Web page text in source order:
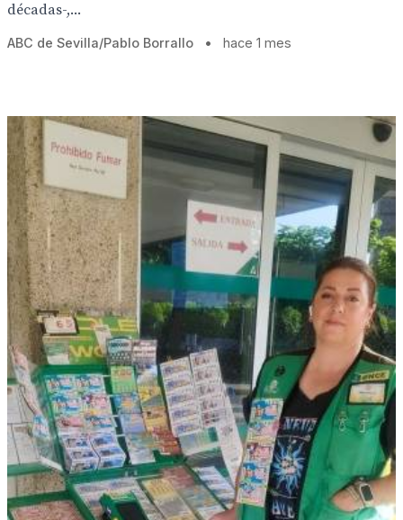
décadas-,...
ABC de Sevilla/Pablo Borrallo • hace 1 mes